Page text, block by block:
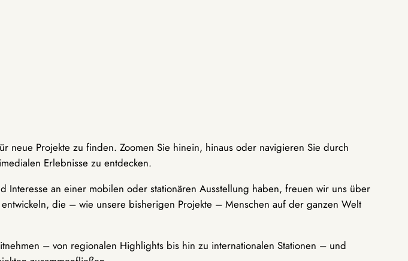
Projekte zu finden. Zoomen Sie hinein, hinaus oder navigieren Sie durch
Erlebnisse zu entdecken.
an einer mobilen oder stationären Ausstellung haben, freuen wir uns über
die – wie unsere bisherigen Projekte – Menschen auf der ganzen Welt
– von regionalen Highlights bis hin zu internationalen Stationen – und